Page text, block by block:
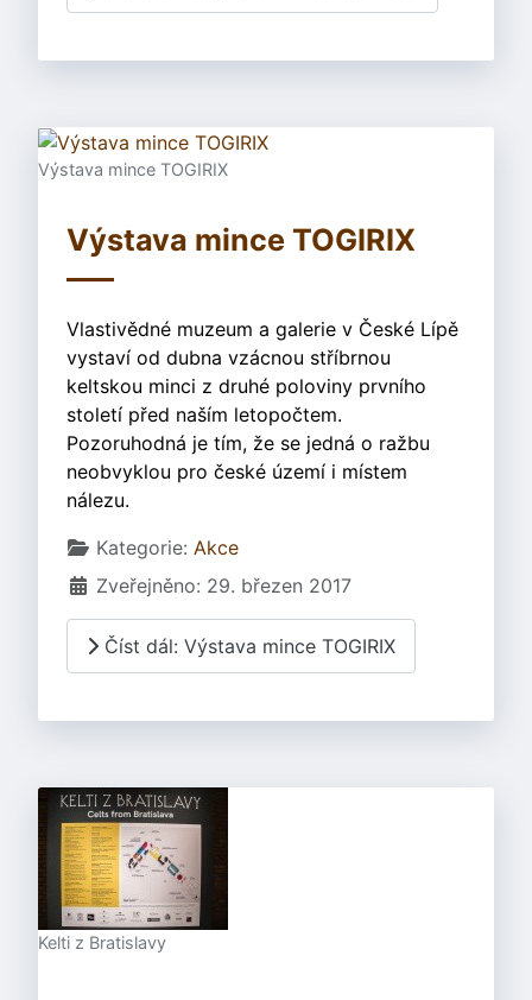
Výstava mince TOGIRIX
Výstava mince TOGIRIX
Vlastivědné muzeum a galerie v České Lípě
vystaví od dubna vzácnou stříbrnou
keltskou minci z druhé poloviny prvního
století před naším letopočtem.
Pozoruhodná je tím, že se jedná o ražbu
neobvyklou pro české území i místem
nálezu.
Základní údaje
Kategorie: Akce
Zveřejněno: 29. březen 2017
Číst dál: Výstava mince TOGIRIX
Kelti z Bratislavy